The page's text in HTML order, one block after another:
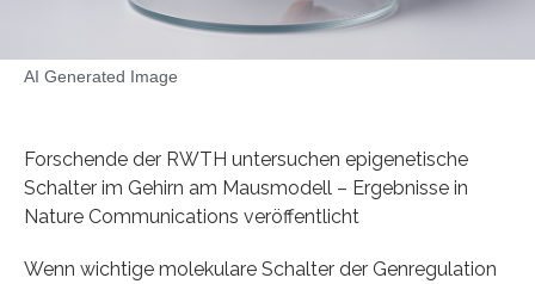
AI Generated Image
Forschende der RWTH untersuchen epigenetische
Schalter im Gehirn am Mausmodell – Ergebnisse in
Nature Communications veröffentlicht
Wenn wichtige molekulare Schalter der Genregulation